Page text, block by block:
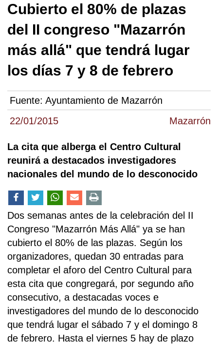
22/01/2015 Mazarrón
Cubierto el 80% de plazas
del II congreso "Mazarrón
más allá" que tendrá lugar
los días 7 y 8 de febrero
Fuente: Ayuntamiento de Mazarrón
La cita que alberga el Centro Cultural
reunirá a destacados investigadores
nacionales del mundo de lo desconocido
Dos semanas antes de la celebración del II
Congreso "Mazarrón Más Allá" ya se han
cubierto el 80% de las plazas. Según los
organizadores, quedan 30 entradas para
completar el aforo del Centro Cultural para
esta cita que congregará, por segundo año
consecutivo, a destacadas voces e
investigadores del mundo de lo desconocido
que tendrá lugar el sábado 7 y el domingo 8
de febrero. Hasta el viernes 5 hay de plazo